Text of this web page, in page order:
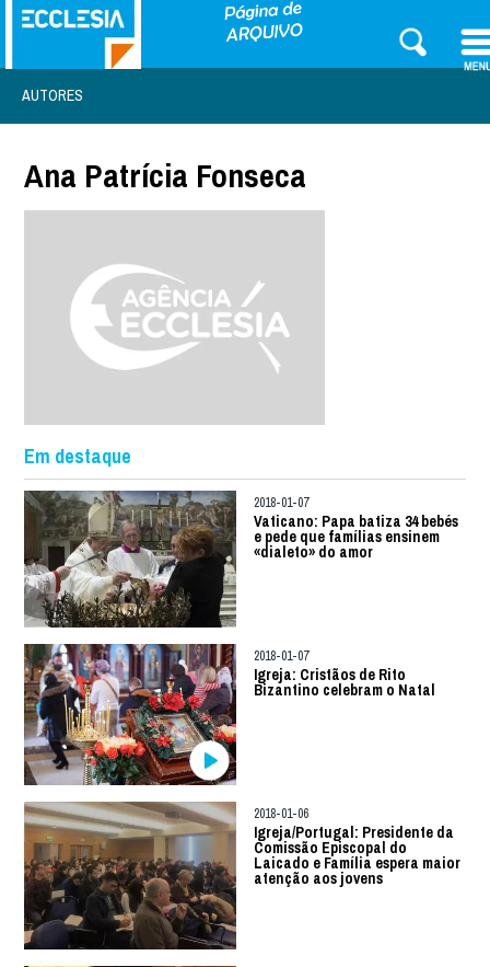
AUTORES
Ana Patrícia Fonseca
Em destaque
2018-01-07
Vaticano: Papa batiza 34 bebés
e pede que famílias ensinem
«dialeto» do amor
2018-01-07
Igreja: Cristãos de Rito
Bizantino celebram o Natal
2018-01-06
Igreja/Portugal: Presidente da
Comissão Episcopal do
Laicado e Família espera maior
atenção aos jovens